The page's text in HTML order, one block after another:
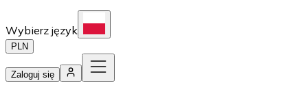
Wybierz język
PLN
Zaloguj się